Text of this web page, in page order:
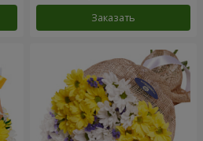
Заказать